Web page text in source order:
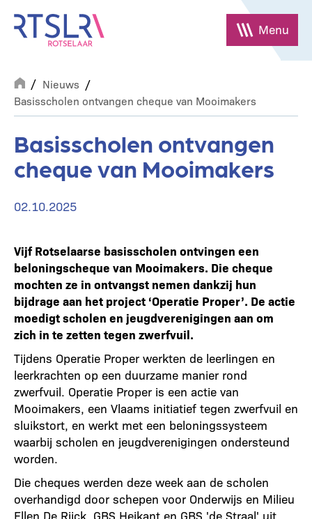
naar
inhoud
gaan
Menu
Breadcrumb
Nieuws
Basisscholen ontvangen cheque van Mooimakers
Basisscholen ontvangen
cheque van Mooimakers
02.10.2025
Vijf Rotselaarse basisscholen ontvingen een
beloningscheque van Mooimakers. Die cheque
mochten ze in ontvangst nemen dankzij hun
bijdrage aan het project ‘Operatie Proper’. De actie
moedigt scholen en jeugdverenigingen aan om
zich in te zetten tegen zwerfvuil.
Tijdens Operatie Proper werkten de leerlingen en
leerkrachten op een duurzame manier rond
zwerfvuil. Operatie Proper is een actie van
Mooimakers, een Vlaams initiatief tegen zwerfvuil en
sluikstort, en werkt met een beloningssysteem
waarbij scholen en jeugdverenigingen ondersteund
worden.
Die cheques werden deze week aan de scholen
overhandigd door schepen voor Onderwijs en Milieu
Ellen De Rijck. GBS Heikant en GBS 'de Straal' uit